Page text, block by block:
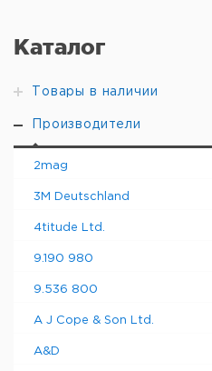
Каталог
Товары в наличии
Производители
2mag
3M Deutschland
4titude Ltd.
9.190 980
9.536 800
A J Cope & Son Ltd.
A&D